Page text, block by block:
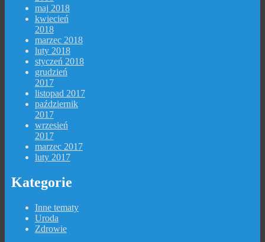
maj 2018
kwiecień
2018
marzec 2018
luty 2018
styczeń 2018
grudzień
2017
listopad 2017
październik
2017
wrzesień
2017
marzec 2017
luty 2017
Kategorie
Inne tematy
Uroda
Zdrowie